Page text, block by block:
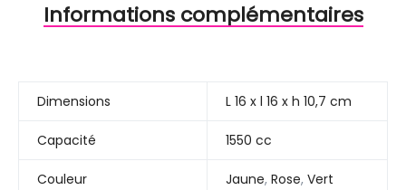
Informations complémentaires
Dimensions L 16 x l 16 x h 10,7 cm
Capacité 1550 cc
Couleur Jaune, Rose, Vert